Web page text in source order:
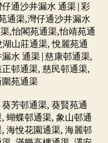
通沙井漏水 通渠|彩
通渠,灣仔通沙井漏水
,怡閣苑通渠,怡靖苑通
山莊通渠, 悅麗苑通
水 通渠|慈康邨通渠,
邨通渠, 慈民邨通渠,
苑通渠
芳邨通渠, 葵賢苑通
蝴蝶邨通渠, 象山邨通
海悅花園通渠, 海麗邨